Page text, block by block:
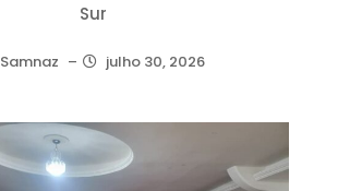
Sur
Samnaz – julho 30, 2026